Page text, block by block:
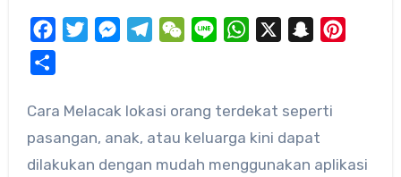
FacebookTwitterMessengerTelegramWeChat
Line WhatsApp Snapchat
pasangan, anak, atau keluarga kini dapat
dilakukan dengan mudah menggunakan aplikasi